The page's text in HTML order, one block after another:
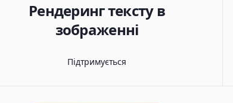
Рендеринг тексту в
зображенні
Підтримується